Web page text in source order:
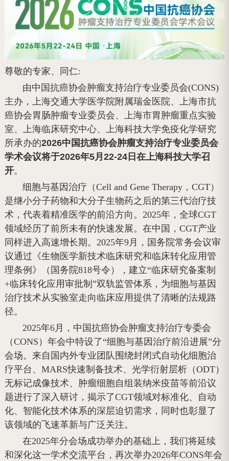
尊敬的专家、同仁:
由中国抗癌协会肿瘤支持治疗专业委员会(CONS)
主办，上海交通大学医学院附属瑞金医院、上海市抗
癌协会胃肠肿瘤专业委员会、上海市胃肿瘤重点实验
室、上海临床研究中心、上海科技大学免疫化学研究
所承办的2026中国抗癌协会肿瘤支持治疗专业委员会
学术会议将于2026年5月22-24日在上海科技大学召
开。
细胞与基因治疗（Cell and Gene Therapy，CGT）
是继小分子药物和大分子生物药之后的第三代治疗技
术，代表着精准医学的前沿方向。2025年，全球CGT
领域经历了前所未有的快速发展。在中国，CGT产业
同样进入高速增长期。2025年9月，国务院常务会议审
议通过《生物医学新技术临床研究和临床转化应用管
理条例》（国务院818号令），建立“临床研究备案制
+临床转化应用审批制”双轨监管体系，为细胞与基因
治疗技术从实验室走向临床应用提供了清晰的法规路
径。
2025年6月，中国抗癌协会肿瘤支持治疗专委会
（CONS）年会中特设了“细胞与基因治疗前沿进展”分
会场。来自国内外专业团队围绕封闭式自动化细胞治
疗平台、MARS快速制备技术、光学衍射层析（ODT）
无标记成像技术、肿瘤细胞自组装纳米疫苗等前沿议
题进行了深入研讨，揭示了CGT领域对标准化、自动
化、智能化技术体系的深层迫切需求，同时也彰显了
该领域的飞速革新与广泛关注。
在2025年分会场成功举办的基础上，我们将延续
和深化这一学术交流平台，再次举办2026年CONS年会